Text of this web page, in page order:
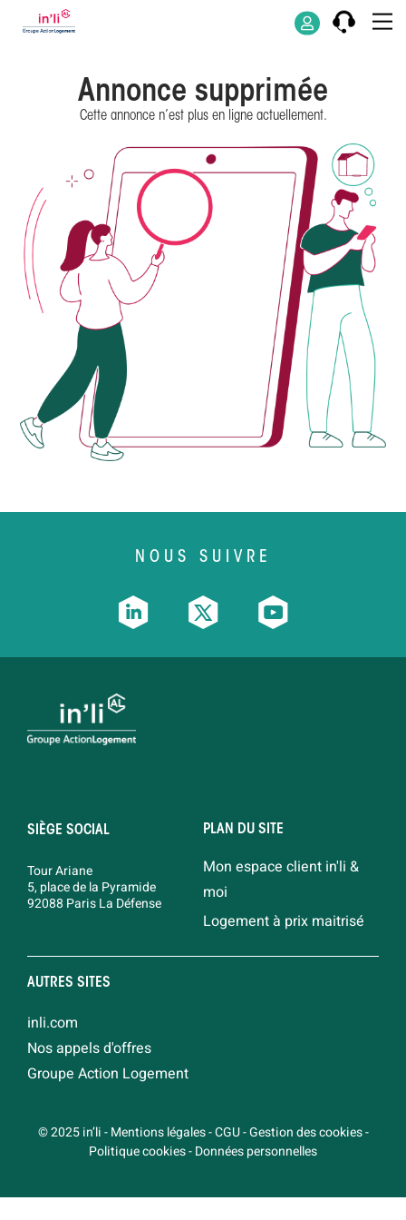
Annonce supprimée
Cette annonce n’est plus en ligne actuellement.
NOUS SUIVRE
SIÈGE SOCIAL
Tour Ariane
5, place de la Pyramide
92088 Paris La Défense
PLAN DU SITE
Mon espace client in'li &
moi
Logement à prix maitrisé
AUTRES SITES
inli.com
Nos appels d'offres
Groupe Action Logement
© 2025 in’li-Mentions légales-CGU-Gestion des cookies-
Politique cookies-Données personnelles